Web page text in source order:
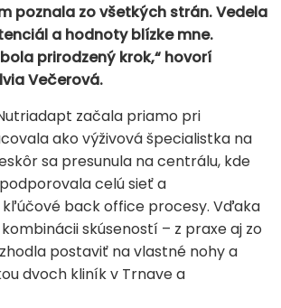
poznala zo všetkých strán. Vedela
a hodnoty blízke mne.
prirodzený krok,“ hovorí
Večerová.
začala priamo pri
ako výživová špecialistka na
sa presunula na centrálu, kde
celú sieť a
back office procesy. Vďaka
skúseností – z praxe aj zo
postaviť na vlastné nohy a
dvoch kliník v Trnave a